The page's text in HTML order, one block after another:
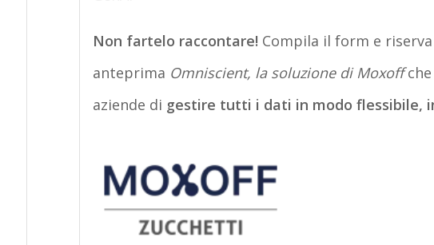
Non fartelo raccontare! Compila il form e
anteprima Omniscient, la soluzione di Moxoff
aziende di gestire tutti i dati in modo flessibile,